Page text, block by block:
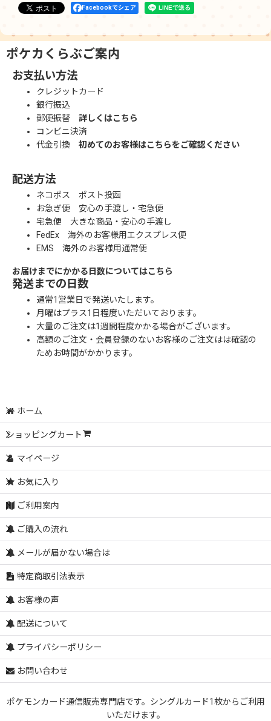
Facebookでシェア
ポケカくらぶご案内
お支払い方法
クレジットカード
銀行振込
郵便振替 詳しくはこちら
コンビニ決済
代金引換 初めてのお客様はこちらをご確認ください
配送方法
ネコポス ポスト投函
お急ぎ便 安心の手渡し・宅急便
宅急便 大きな商品・安心の手渡し
FedEx 海外のお客様用エクスプレス便
EMS 海外のお客様用通常便
お届けまでにかかる日数についてはこちら
発送までの日数
通常1営業日で発送いたします。
月曜はプラス1日程度いただいております。
大量のご注文は1週間程度かかる場合がございます。
高額のご注文・会員登録のないお客様のご注文はは確認の
ためお時間がかかります。
ホーム
ショッピングカート
マイページ
お気に入り
ご利用案内
ご購入の流れ
メールが届かない場合は
特定商取引法表示
お客様の声
配送について
プライバシーポリシー
お問い合わせ
ポケモンカード通信販売専門店です。シングルカード1枚からご利用
いただけます。